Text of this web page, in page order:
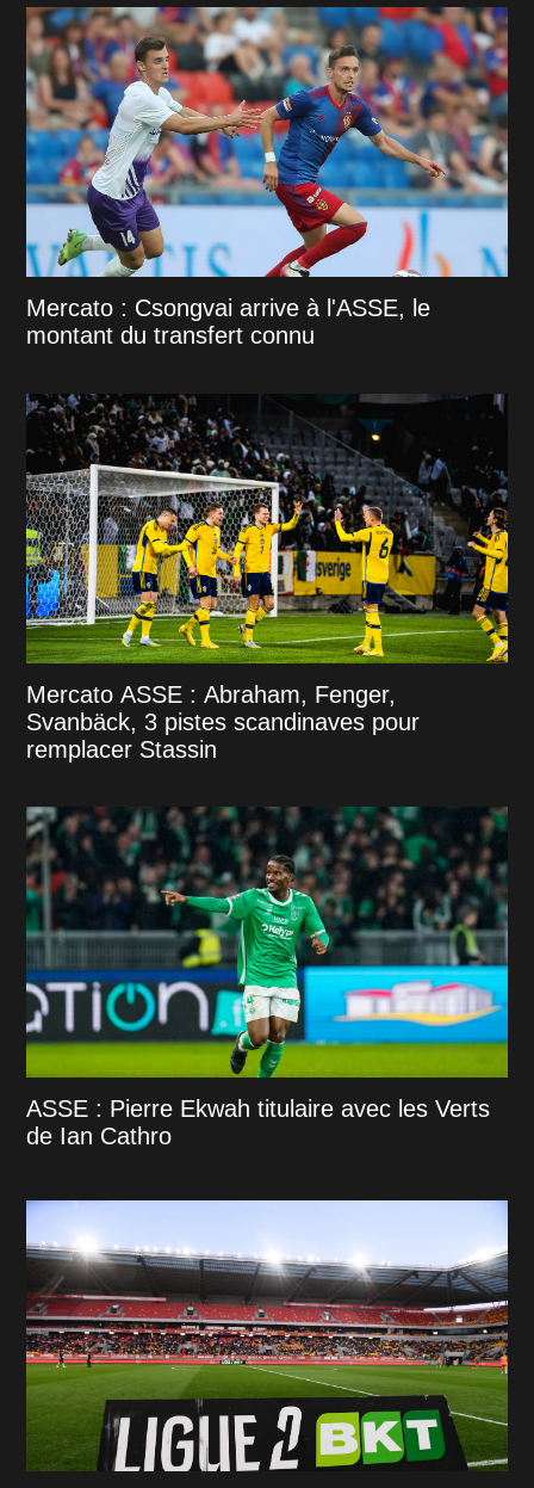
Mercato : Csongvai arrive à l'ASSE, le
montant du transfert connu
Mercato ASSE : Abraham, Fenger,
Svanbäck, 3 pistes scandinaves pour
remplacer Stassin
ASSE : Pierre Ekwah titulaire avec les Verts
de Ian Cathro